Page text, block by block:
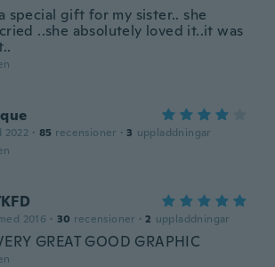
special gift for my sister.. she
..she absolutely loved it..it was
2022 · 85 recensioner · 3 uppladdningar
2016 · 30 recensioner · 2 uppladdningar
GREAT GOOD GRAPHIC